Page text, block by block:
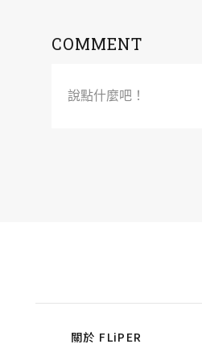
COMMENT
說點什麼吧！
關於 FLiPER